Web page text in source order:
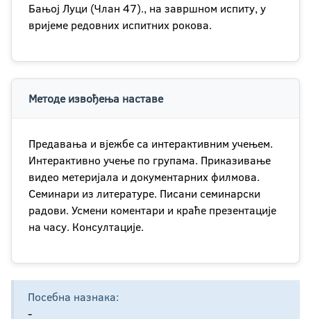
Бањој Луци (Члан 47)., на завршном испиту, у
вријеме редовних испитних рокова.
Методе извођења наставе
Предавања и вјежбе са интерактивним учењем.
Интерактивно учење по групама. Приказивање
видео метеријала и документарних филмова.
Семинари из литературе. Писани семинарски
радови. Усмени коментари и краће презентације
на часу. Консултације.
Посебна назнака:
-